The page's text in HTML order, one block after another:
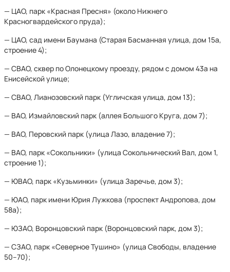
— ЦАО, парк «Красная Пресня» (около Нижнего
Красногвардейского пруда);
— ЦАО, сад имени Баумана (Старая Басманная улица, дом 15а,
строение 4);
— СВАО, сквер по Олонецкому проезду, рядом с домом 43а на
Енисейской улице;
— СВАО, Лианозовский парк (Угличская улица, дом 13);
— ВАО, Измайловский парк (аллея Большого Круга, дом 7);
— ВАО, Перовский парк (улица Лазо, владение 7);
— ВАО, парк «Сокольники» (улица Сокольнический Вал, дом 1,
строение 1);
— ЮВАО, парк «Кузьминки» (улица Заречье, дом 3);
— ЮАО, парк имени Юрия Лужкова (проспект Андропова, дом
58а);
— ЮЗАО, Воронцовский парк (Воронцовский парк, дом 3);
— СЗАО, парк «Северное Тушино» (улица Свободы, владение
50–70);